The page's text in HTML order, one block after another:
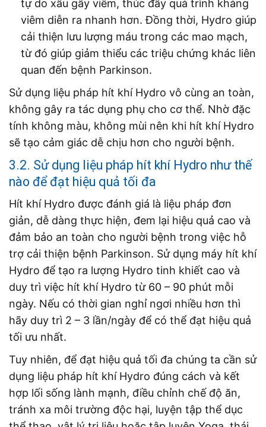
tự do xấu gây viêm, thúc đẩy quá trình kháng
viêm diễn ra nhanh hơn. Đồng thời, Hydro giúp
cải thiện lưu lượng máu trong các mao mạch,
từ đó giúp giảm thiểu các triệu chứng khác liên
quan đến bệnh Parkinson.
Sử dụng liệu pháp hít khí Hydro vô cùng an toàn,
không gây ra tác dụng phụ cho cơ thể. Nhờ đặc
tính không màu, không mùi nên khi hít khí Hydro
sẽ tạo cảm giác dễ chịu hơn cho người bệnh.
3.2. Sử dụng liệu pháp hít khí Hydro như thế
nào để đạt hiệu quả tối đa
Hít khí Hydro được đánh giá là liệu pháp đơn
giản, dễ dàng thực hiện, đem lại hiệu quả cao và
đảm bảo an toàn cho người bệnh trong việc hỗ
trợ cải thiện bệnh Parkinson. Sử dụng máy hít khí
Hydro để tạo ra lượng Hydro tinh khiết cao và
duy trì việc hít khí Hydro từ 60 – 90 phút mỗi
ngày. Nếu có thời gian nghỉ ngơi nhiều hơn thì
hãy duy trì 2 – 3 lần/ngày để có thể đạt hiệu quả
tối ưu nhất.
Tuy nhiên, để đạt hiệu quả tối đa chúng ta cần sử
dụng liệu pháp hít khí Hydro đúng cách và kết
hợp lối sống lành mạnh, điều chỉnh chế độ ăn,
tránh xa môi trường độc hại, luyện tập thể dục